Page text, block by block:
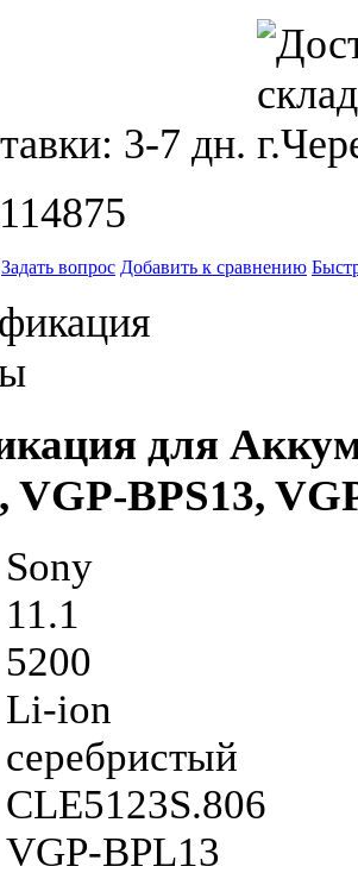
3-7 дн.
Задать вопрос Добавить к сравнению
для
VGP-BPS13,
Sony
11.1
5200
Li-ion
серебристый
CLE5123S.806
VGP-BPL13